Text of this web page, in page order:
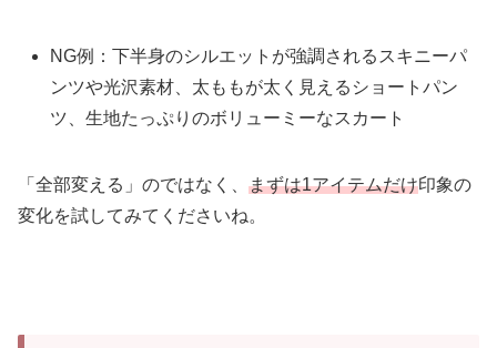
NG例：下半身のシルエットが強調されるスキニーパ
ンツや光沢素材、太ももが太く見えるショートパン
ツ、生地たっぷりのボリューミーなスカート
「全部変える」のではなく、 まずは1アイテムだけ印象の
変化を試してみてくださいね。